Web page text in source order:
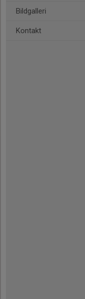
Bildgalleri
Kontakt